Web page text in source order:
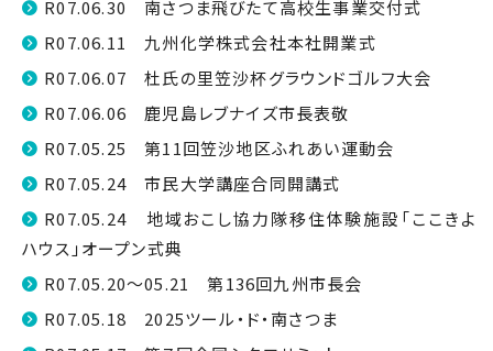
R07.06.30 南さつま飛びたて高校生事業交付式
R07.06.11 九州化学株式会社本社開業式
R07.06.07 杜氏の里笠沙杯グラウンドゴルフ大会
R07.06.06 鹿児島レブナイズ市長表敬
R07.05.25 第11回笠沙地区ふれあい運動会
R07.05.24 市民大学講座合同開講式
R07.05.24 地域おこし協力隊移住体験施設「ここきよ
ハウス」オープン式典
R07.05.20～05.21 第136回九州市長会
R07.05.18 2025ツール・ド・南さつま